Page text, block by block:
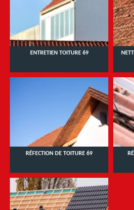
ENTRETIEN TOITURE 69
RÉFECTION DE TOITURE 69